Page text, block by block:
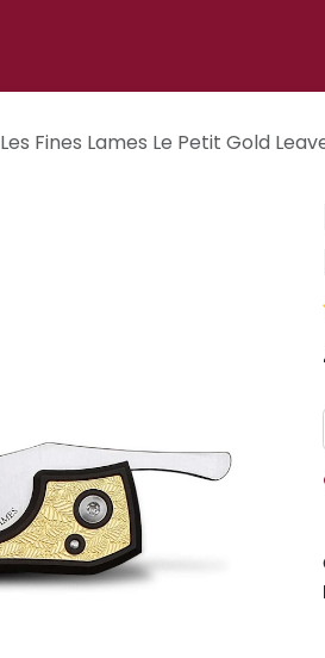
Les Fines Lames Le Petit Gold